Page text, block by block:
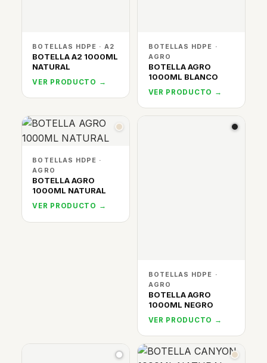
BOTELLAS HDPE · A2
BOTELLA A2 1000ML
NATURAL
VER PRODUCTO →
BOTELLAS HDPE ·
AGRO
BOTELLA AGRO
1000ML BLANCO
VER PRODUCTO →
BOTELLAS HDPE ·
AGRO
BOTELLA AGRO
1000ML NATURAL
VER PRODUCTO →
BOTELLAS HDPE ·
AGRO
BOTELLA AGRO
1000ML NEGRO
VER PRODUCTO →